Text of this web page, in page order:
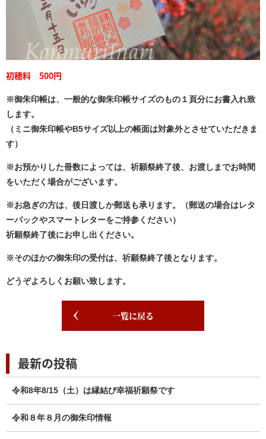
初穂料 500円
※御朱印帳は、一般的な御朱印帳サイズのもの１頁分にお書入れ致
します。
（ミニ御朱印帳やB5サイズ以上の帳面は対象外とさせていただきま
す）
※お預かりした冊数によっては、祈願祭終了後、お渡しまでお時間
をいただく場合がございます。
※お急ぎの方は、後日渡しか郵送も承ります。（郵送の場合はレタ
ーパックやスマートレターをご持参ください）
祈願祭終了後にお申し出ください。
※そのほかの御朱印の受付は、祈願祭終了後となります。
どうぞよろしくお願い致します。
一覧に戻る
最新の投稿
令和8年8/15（土）は縁結び幸福祈願祭です
令和８年８月の御朱印情報